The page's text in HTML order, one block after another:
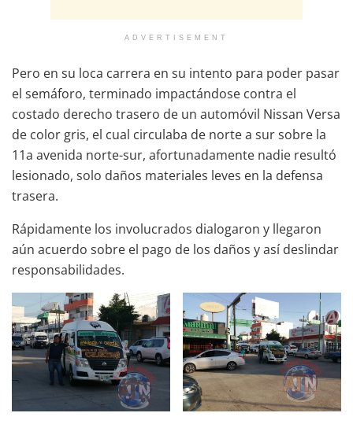
ADVERTISEMENT
Pero en su loca carrera en su intento para poder pasar
el semáforo, terminado impactándose contra el
costado derecho trasero de un automóvil Nissan Versa
de color gris, el cual circulaba de norte a sur sobre la
11a avenida norte-sur, afortunadamente nadie resultó
lesionado, solo daños materiales leves en la defensa
trasera.
Rápidamente los involucrados dialogaron y llegaron
aún acuerdo sobre el pago de los daños y así deslindar
responsabilidades.